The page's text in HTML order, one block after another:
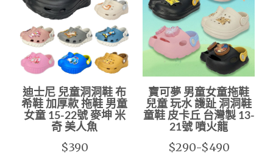
迪士尼 兒童洞洞鞋 布
希鞋 加厚款 拖鞋 男童
女童 15-22號 麥坤 米
奇 美人魚
$390
寶可夢 男童女童拖鞋
兒童 玩水 護趾 洞洞鞋
童鞋 皮卡丘 台灣製 13-
21號 噴火龍
$290-$490